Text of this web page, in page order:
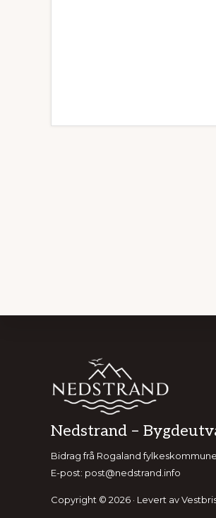
Footer
Nedstrand –
Bidrag frå Rogaland
E-post: post@nedstrand.info
Copyright © 2026 · Levert av